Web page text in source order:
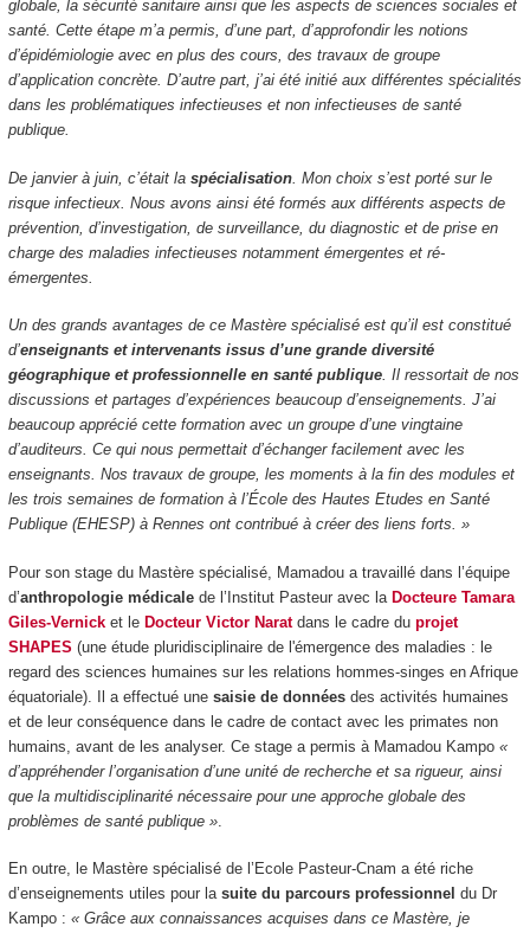
globale, la sécurité sanitaire ainsi que les aspects de sciences sociales et
santé. Cette étape m’a permis, d’une part, d’approfondir les notions
d’épidémiologie avec en plus des cours, des travaux de groupe
d’application concrète. D’autre part, j’ai été initié aux différentes spécialités
dans les problématiques infectieuses et non infectieuses de santé
publique.
De janvier à juin, c’était la spécialisation. Mon choix s’est porté sur le
risque infectieux. Nous avons ainsi été formés aux différents aspects de
prévention, d’investigation, de surveillance, du diagnostic et de prise en
charge des maladies infectieuses notamment émergentes et ré-
émergentes.
Un des grands avantages de ce Mastère spécialisé est qu’il est constitué
d’enseignants et intervenants issus d’une grande diversité
géographique et professionnelle en santé publique. Il ressortait de nos
discussions et partages d’expériences beaucoup d’enseignements. J’ai
beaucoup apprécié cette formation avec un groupe d’une vingtaine
d’auditeurs. Ce qui nous permettait d’échanger facilement avec les
enseignants. Nos travaux de groupe, les moments à la fin des modules et
les trois semaines de formation à l’École des Hautes Etudes en Santé
Publique (EHESP) à Rennes ont contribué à créer des liens forts. »
Pour son stage du Mastère spécialisé, Mamadou a travaillé dans l’équipe
d’anthropologie médicalede l’Institut Pasteur avec la Docteure Tamara
Giles-Vernicket le Docteur Victor Naratdans le cadre du projet
SHAPES (une étude pluridisciplinaire de l'émergence des maladies : le
regard des sciences humaines sur les relations hommes-singes en Afrique
équatoriale). Il a effectué une saisie de données des activités humaines
et de leur conséquence dans le cadre de contact avec les primates non
humains, avant de les analyser. Ce stage a permis à Mamadou Kampo«
d’appréhender l’organisation d’une unité de recherche et sa rigueur, ainsi
que la multidisciplinarité nécessaire pour une approche globale des
problèmes de santé publique ».
En outre, le Mastère spécialisé de l’Ecole Pasteur-Cnam a été riche
d’enseignements utiles pour la suite du parcours professionnel du Dr
Kampo : « Grâce aux connaissances acquises dans ce Mastère, je